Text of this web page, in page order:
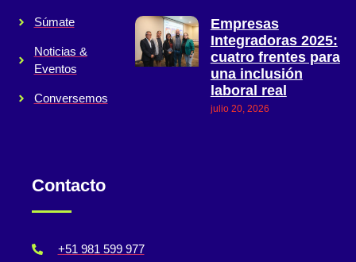
Súmate
Noticias &
Eventos
Conversemos
Empresas
Integradoras 2025:
cuatro frentes para
una inclusión
laboral real
julio 20, 2026
Contacto
+51 981 599 977